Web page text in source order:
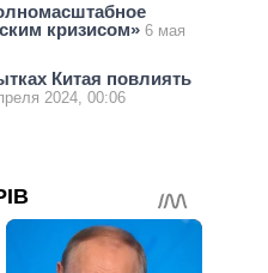
кризисом» 6 мая
Китая повлиять
2024, 00:06